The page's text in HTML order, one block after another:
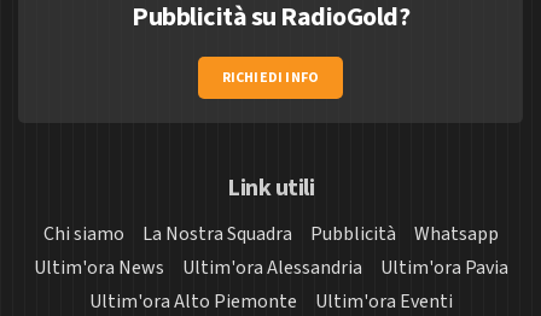
Pubblicità su RadioGold?
RICHIEDI INFO
Link utili
Chi siamo La Nostra Squadra Pubblicità
Whatsapp
Ultim'ora News
Ultim'ora Alessandria
Ultim'ora Pavia
Ultim'ora Alto Piemonte
Ultim'ora Eventi